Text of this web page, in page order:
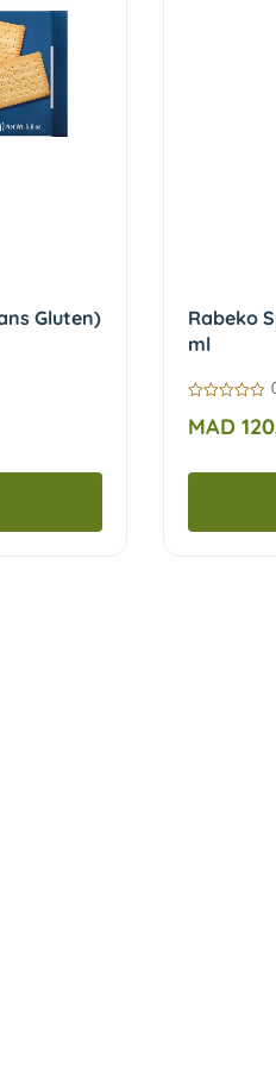
Gluten)
Rabeko
ml
sur
5MAD